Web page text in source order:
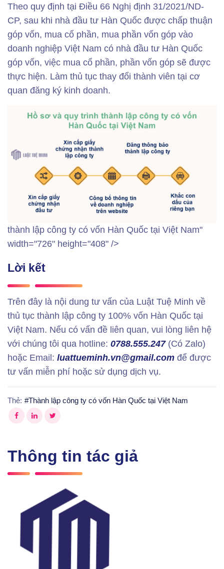
Theo quy định tại Điều 66 Nghị định 31/2021/ND-
CP, sau khi nhà đầu tư Hàn Quốc được chấp thuận
góp vốn, mua cổ phần, mua phần vốn góp vào
doanh nghiệp Việt Nam có nhà đầu tư Hàn Quốc
góp vốn, việc mua cổ phần, phần vốn góp sẽ được
thực hiện. Làm thủ tục thay đổi thành viên tại cơ
quan đăng ký kinh doanh.
thành lập công ty có vốn Hàn Quốc tại Việt Nam"
width="726" height="408" />
Lời kết
Trên đây là nội dung tư vấn của Luật Tuệ Minh về
thủ tục thành lập công ty 100% vốn Hàn Quốc tại
Việt Nam. Nếu có vấn đề liên quan, vui lòng liên hệ
với chúng tôi qua hotline: 0788.555.247 (Có Zalo)
hoặc Email: luattueminh.vn@gmail.com để được
tư vấn miễn phí hoặc sử dụng dịch vụ.
Thẻ: #Thành lập công ty có vốn Hàn Quốc tại Việt Nam
Thông tin tác giả